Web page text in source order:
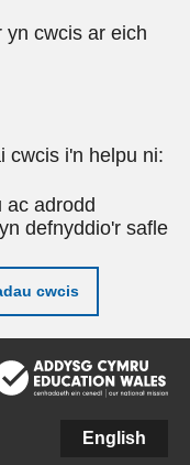
yn cwcis ar eich
cwcis i'n helpu ni:
ac adrodd
defnyddio'r safle
cwcis
English